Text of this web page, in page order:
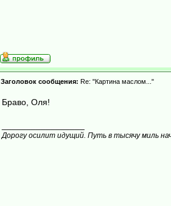
Заголовок сообщения: Re: "Картина маслом..."
Браво, Оля!
Дорогу осилит идущий. Путь в тысячу миль